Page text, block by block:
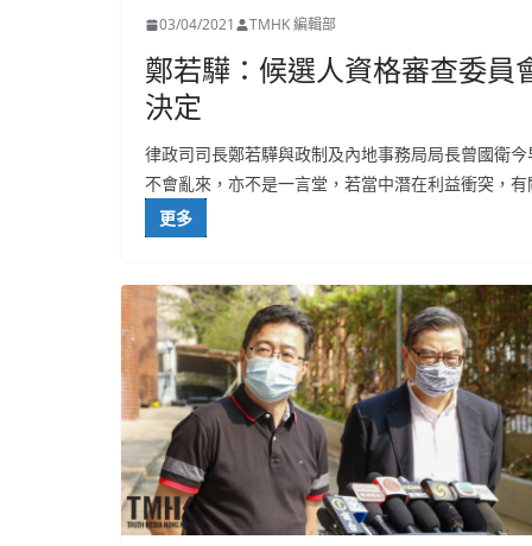
03/04/2021 TMHK 編輯部
鄭若驊：候選人資格審查委員
決定
律政司司長鄭若驊與政制及內地事務局局長曾國衛
不會亂來，亦不是一言堂，若當中潛在利益衝突，
更多